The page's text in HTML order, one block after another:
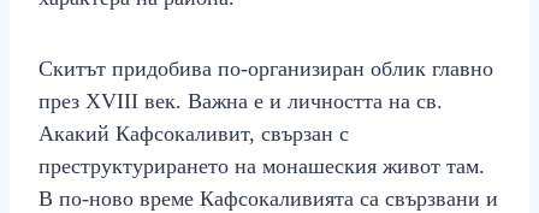
Скитът придобива по-организиран облик главно
през XVIII век. Важна е и личността на св.
Акакий Кафсокаливит, свързан с
преструктурирането на монашеския живот там.
В по-ново време Кафсокаливията са свързвани и